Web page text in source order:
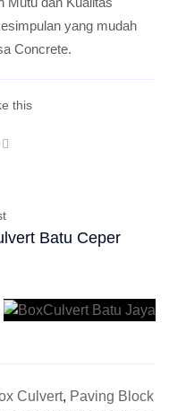
yang mudah
Concrete.
this
Batu Ceper
Culvert, Paving Block